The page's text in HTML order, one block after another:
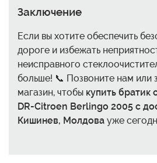
Заключение
Если вы хотите обеспечить
дороге и избежать
неисправного
больше! 📞 Позвоните нам или
магазин, чтобы купить братик
DR-Citroen Berlingo 2005 с
Кишинев, Молдова уже